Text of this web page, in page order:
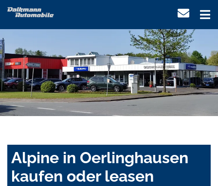
Alpine in Oerlinghausen
kaufen oder leasen